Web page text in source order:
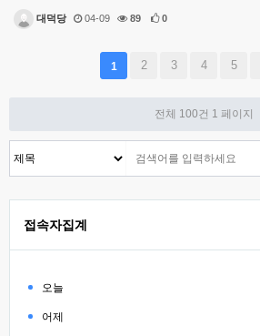
대덕당 04-09 89 0
1 2 3 4 5
전체 100건 1 페이지
접속자집계
오늘
어제